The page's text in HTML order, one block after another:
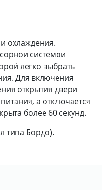
охлаждения.
системой
легко выбрать
Для включения
открытия двери
а отключается
более 60 секунд.
типа Бордо).